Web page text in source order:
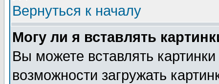
Вернуться к началу
Могу ли я вставлять
Вы можете вставлять
возможности загружать